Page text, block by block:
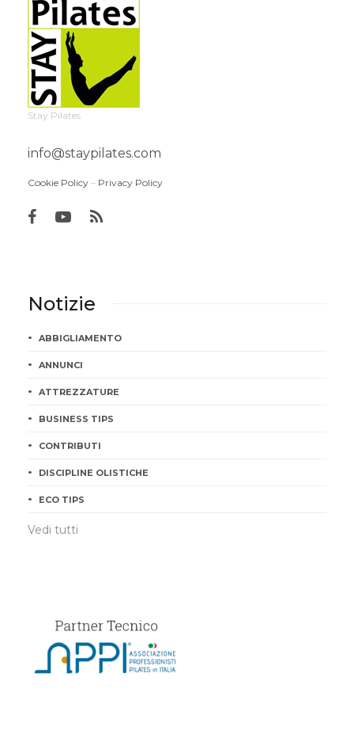
Stay Pilates
info@staypilates.com
Cookie Policy – Privacy Policy
Notizie
ABBIGLIAMENTO
ANNUNCI
ATTREZZATURE
BUSINESS TIPS
CONTRIBUTI
DISCIPLINE OLISTICHE
ECO TIPS